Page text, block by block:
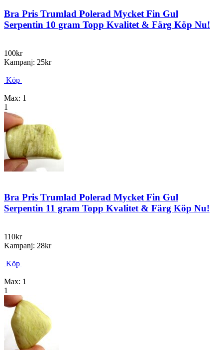
Bra Pris Trumlad Polerad Mycket Fin Gul
Serpentin 10 gram Topp Kvalitet & Färg Köp Nu!
100kr
Kampanj: 25kr
Köp
Max: 1
1
Bra Pris Trumlad Polerad Mycket Fin Gul
Serpentin 11 gram Topp Kvalitet & Färg Köp Nu!
110kr
Kampanj: 28kr
Köp
Max: 1
1